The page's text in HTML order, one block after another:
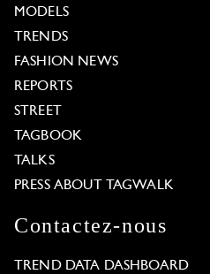
MODELS
TRENDS
FASHION NEWS
REPORTS
STREET
TAGBOOK
TALKS
PRESS ABOUT TAGWALK
Contactez-nous
TREND DATA DASHBOARD